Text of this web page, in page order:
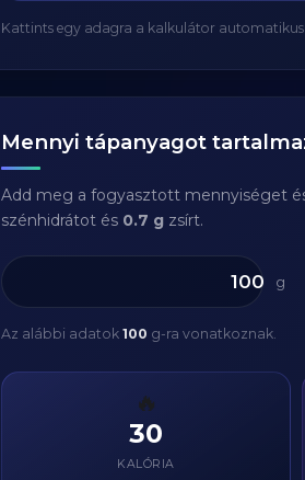
Kattints egy adagra a kalkulátor automatikus
Mennyi tápanyagot
Add meg a fogyasztott mennyiséget
szénhidrátot és 0.7 g zsírt.
g
Az alábbi adatok 100 g-ra vonatkoznak.
🔥
30
KALÓRIA